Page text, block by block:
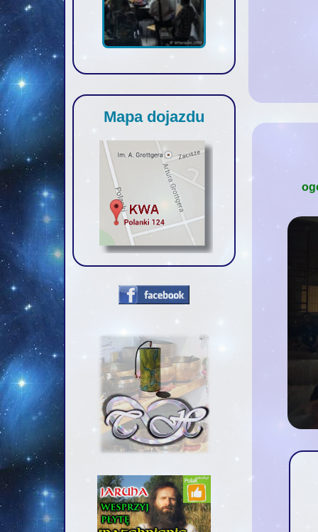
Mapa dojazdu